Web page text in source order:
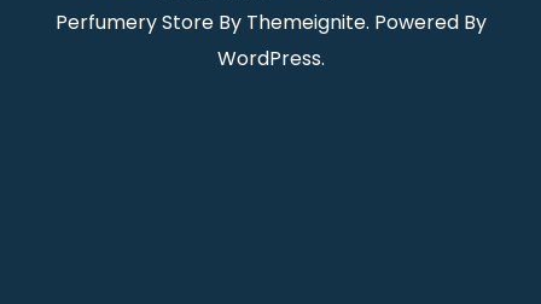
Perfumery Store By Themeignite. Powered By
WordPress.